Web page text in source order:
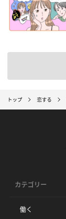
トップ 恋する
カテゴリー
働く